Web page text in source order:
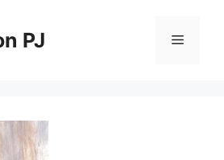
PJ Menu